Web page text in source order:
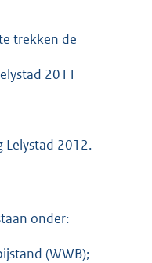
trekken de
2011
Lelystad 2012.
onder:
(WWB);